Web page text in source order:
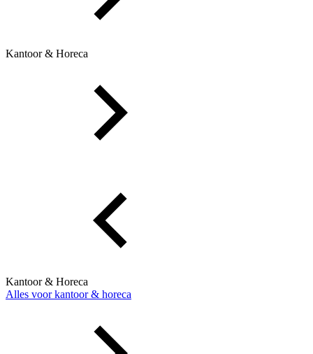
Kantoor & Horeca
Kantoor & Horeca
Alles voor kantoor & horeca